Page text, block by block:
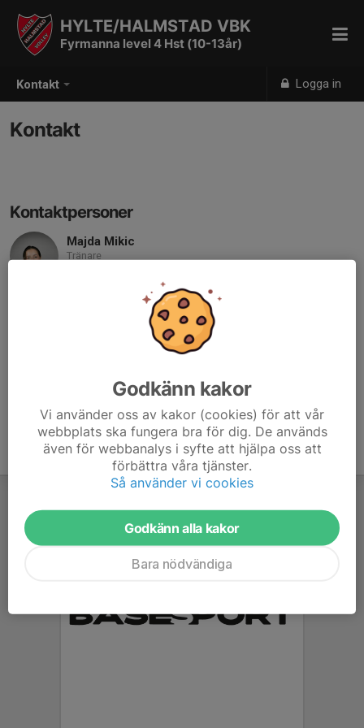
Kontakt Logga in
HYLTE/HALMSTAD VBK
Fyrmanna level 4 Hst (10-13år)
Kontakt
Kontaktpersoner
Majda Mikic
Tränare
Mobil visas bara för inloggade
E-post visas bara för inloggade
E-post visas bara för inloggade
Godkänn kakor
Vi använder oss av kakor (cookies) för att vår
webbplats ska fungera bra för dig. De används
även för webbanalys i syfte att hjälpa oss att
förbättra våra tjänster.
Så använder vi cookies
Godkänn alla kakor
Bara nödvändiga